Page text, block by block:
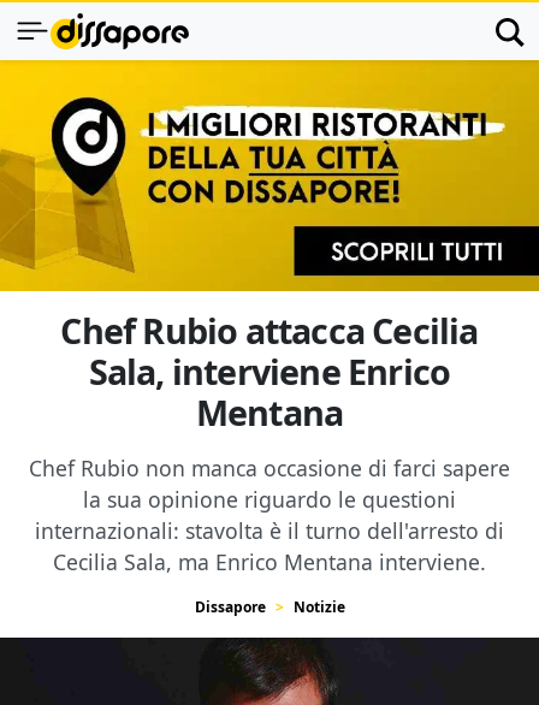
Chef Rubio attacca Cecilia
Sala, interviene Enrico
Mentana
Chef Rubio non manca occasione di farci sapere
la sua opinione riguardo le questioni
internazionali: stavolta è il turno dell'arresto di
Cecilia Sala, ma Enrico Mentana interviene.
Dissapore Notizie